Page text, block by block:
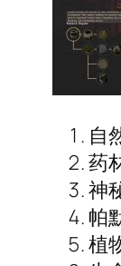
自
药
神
帕
植